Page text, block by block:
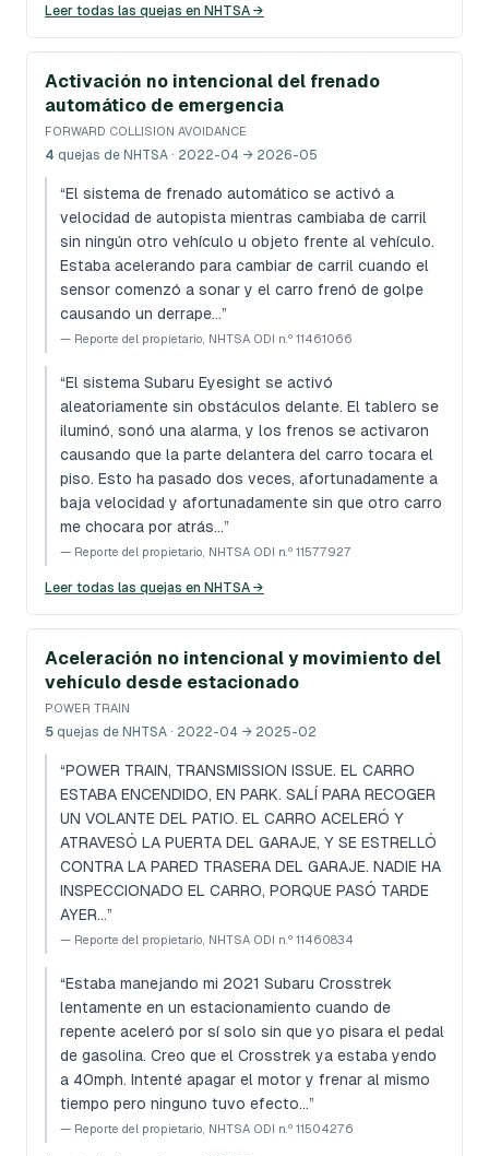
Leer todas las quejas en NHTSA →
Activación no intencional del frenado
automático de emergencia
FORWARD COLLISION AVOIDANCE
4 quejas de NHTSA · 2022-04 → 2026-05
“El sistema de frenado automático se activó a
velocidad de autopista mientras cambiaba de carril
sin ningún otro vehículo u objeto frente al vehículo.
Estaba acelerando para cambiar de carril cuando el
sensor comenzó a sonar y el carro frenó de golpe
causando un derrape…”
— Reporte del propietario, NHTSA ODI n.º 11461066
“El sistema Subaru Eyesight se activó
aleatoriamente sin obstáculos delante. El tablero se
iluminó, sonó una alarma, y los frenos se activaron
causando que la parte delantera del carro tocara el
piso. Esto ha pasado dos veces, afortunadamente a
baja velocidad y afortunadamente sin que otro carro
me chocara por atrás…”
— Reporte del propietario, NHTSA ODI n.º 11577927
Leer todas las quejas en NHTSA →
Aceleración no intencional y movimiento del
vehículo desde estacionado
POWER TRAIN
5 quejas de NHTSA · 2022-04 → 2025-02
“POWER TRAIN, TRANSMISSION ISSUE. EL CARRO
ESTABA ENCENDIDO, EN PARK. SALÍ PARA RECOGER
UN VOLANTE DEL PATIO. EL CARRO ACELERÓ Y
ATRAVESÓ LA PUERTA DEL GARAJE, Y SE ESTRELLÓ
CONTRA LA PARED TRASERA DEL GARAJE. NADIE HA
INSPECCIONADO EL CARRO, PORQUE PASÓ TARDE
AYER…”
— Reporte del propietario, NHTSA ODI n.º 11460834
“Estaba manejando mi 2021 Subaru Crosstrek
lentamente en un estacionamiento cuando de
repente aceleró por sí solo sin que yo pisara el pedal
de gasolina. Creo que el Crosstrek ya estaba yendo
a 40mph. Intenté apagar el motor y frenar al mismo
tiempo pero ninguno tuvo efecto…”
— Reporte del propietario, NHTSA ODI n.º 11504276